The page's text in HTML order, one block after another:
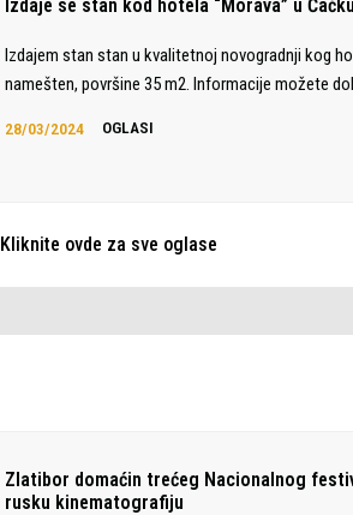
Izdaje se stan kod hotela “Morava” u Čačku
Izdajem stan stan u kvalitetnoj novogradnji kog
namešten, površine 35 m2. Informacije možete
28/03/2024 OGLASI
Kliknite ovde za sve oglase
Zlatibor domaćin trećeg Nacionalnog
rusku kinematografiju